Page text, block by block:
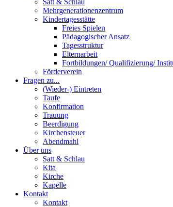
Mehrgenerationenzentrum
Kindertagesstätte
Freies Spielen
Pädagogischer Ansatz
Tagesstruktur
Elternarbeit
Fortbildungen/ Qualifizierung/
Förderverein
Fragen zu...
(Wieder-) Eintreten
Taufe
Konfirmation
Trauung
Beerdigung
Kirchensteuer
Abendmahl
Über uns
Satt & Schlau
Kita
Kirche
Kapelle
Kontakt
Kontakt